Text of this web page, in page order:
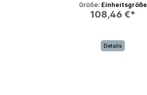
Größe: Einheitsgröße
108,46 €*
Details